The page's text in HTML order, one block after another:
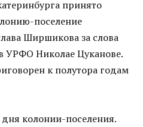
принято
поселение
Ширшикова за слова
УРФО Николае Цуканове.
к полутора годам
колонии-поселения.